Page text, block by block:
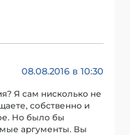
08.08.2016 в 10:30
Я сам нисколько не
собственно и
Но было бы
аргументы. Вы